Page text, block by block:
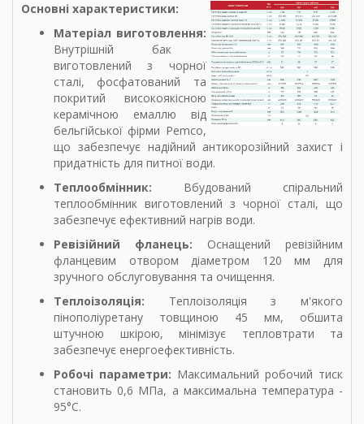
Основні характеристики:
Матеріал виготовлення:
Внутрішній бак
виготовлений з чорної
сталі, фосфатований та
покритий високоякісною
керамічною емаллю від
бельгійської фірми Pemco,
що забезпечує надійний антикорозійний захист і
придатність для питної води.
Теплообмінник: Вбудований спіральний
теплообмінник виготовлений з чорної сталі, що
забезпечує ефективний нагрів води.
Ревізійний фланець: Оснащений ревізійним
фланцевим отвором діаметром 120 мм для
зручного обслуговування та очищення.
Теплоізоляція: Теплоізоляція з м'якого
пінополіуретану товщиною 45 мм, обшита
штучною шкірою, мінімізує тепловтрати та
забезпечує енергоефективність.
Робочі параметри: Максимальний робочий тиск
становить 0,6 МПа, а максимальна температура -
95°C.